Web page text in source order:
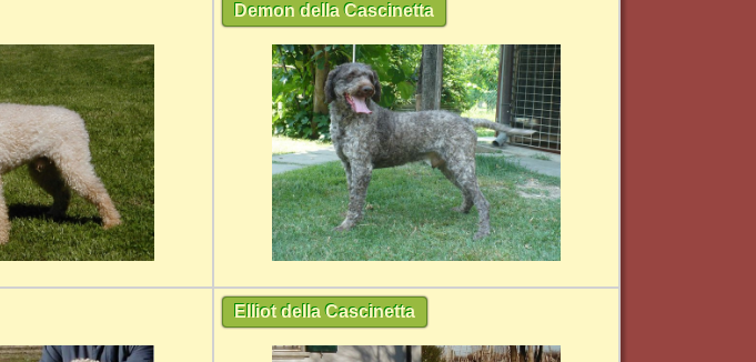
Demon della Cascinetta
Elliot della Cascinetta